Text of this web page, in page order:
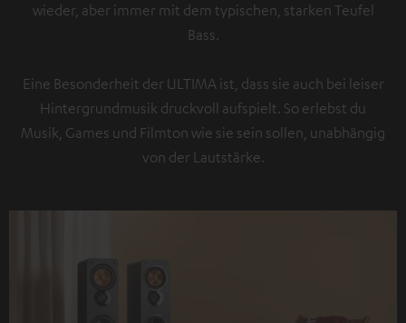
wieder, aber immer mit dem typischen, starken Teufel
Bass.
Eine Besonderheit der ULTIMA ist, dass sie auch bei leiser
Hintergrundmusik druckvoll aufspielt. So erlebst du
Musik, Games und Filmton wie sie sein sollen, unabhängig
von der Lautstärke.